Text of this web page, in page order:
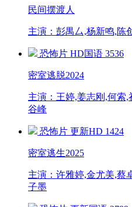
民间摆渡人
主演：彭禺厶,杨新鸣,陈
恐怖片 HD国语 3536
密室逃脱2024
主演：王婷,姜志刚,何索
谷峰
恐怖片 更新HD 1424
密室逃生2025
主演：许雅婷,金尤美,蔡
子墨